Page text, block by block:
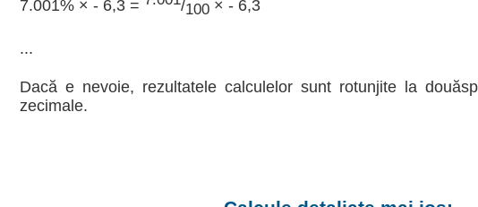
7.001% × - 6,3 = /100 × - 6,3
...
Dacă e nevoie, rezultatele calculelor sunt rotunjite la
zecimale.